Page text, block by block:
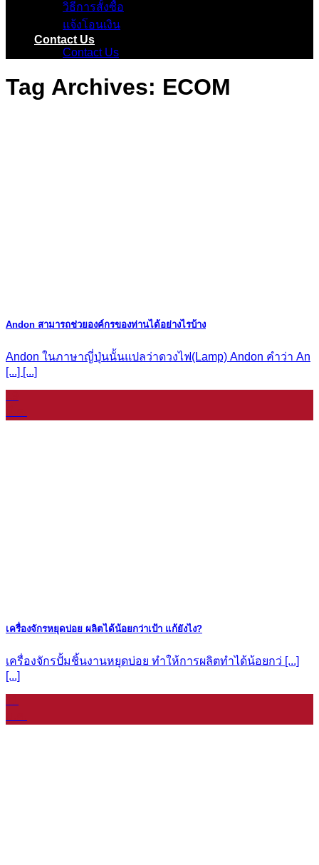
ไม่มีสินค้าในตะกร้า
วิธีการสั้งซื้อ
แจ้งโอนเงิน
Contact Us
Contact Us
Tag Archives: ECOM
Andon สามารถช่วยองค์กรของท่านได้อย่างไรบ้าง
Andon ในภาษาญี่ปุ่นนั้นแปลว่าดวงไฟ(Lamp) Andon คำว่า An
[...] [...]
เครื่องจักรหยุดบ่อย ผลิตได้น้อยกว่าเป้า แก้ยังไง?
เครื่องจักรปั้มชิ้นงานหยุดบ่อย ทำให้การผลิตทำได้น้อยกว่ [...]
[...]